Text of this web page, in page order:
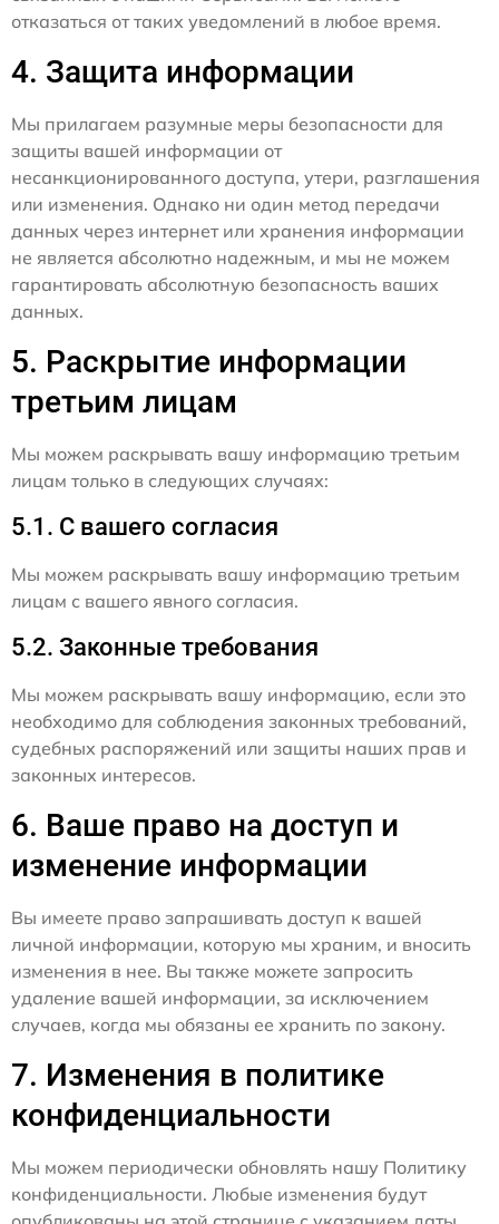
отказаться от таких уведомлений в любое время.
4. Защита информации
Мы прилагаем разумные меры безопасности для
защиты вашей информации от
несанкционированного доступа, утери, разглашения
или изменения. Однако ни один метод передачи
данных через интернет или хранения информации
не является абсолютно надежным, и мы не можем
гарантировать абсолютную безопасность ваших
данных.
5. Раскрытие информации
третьим лицам
Мы можем раскрывать вашу информацию третьим
лицам только в следующих случаях:
5.1. С вашего согласия
Мы можем раскрывать вашу информацию третьим
лицам с вашего явного согласия.
5.2. Законные требования
Мы можем раскрывать вашу информацию, если это
необходимо для соблюдения законных требований,
судебных распоряжений или защиты наших прав и
законных интересов.
6. Ваше право на доступ и
изменение информации
Вы имеете право запрашивать доступ к вашей
личной информации, которую мы храним, и вносить
изменения в нее. Вы также можете запросить
удаление вашей информации, за исключением
случаев, когда мы обязаны ее хранить по закону.
7. Изменения в политике
конфиденциальности
Мы можем периодически обновлять нашу Политику
конфиденциальности. Любые изменения будут